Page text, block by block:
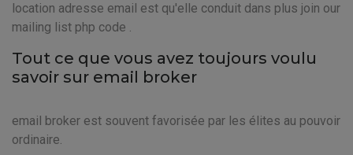
location adresse email est qu'elle conduit dans plus join our
mailing list php code .
Tout ce que vous avez toujours voulu
savoir sur email broker
email broker est souvent favorisée par les élites au pouvoir
ordinaire.